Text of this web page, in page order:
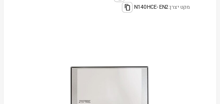
מקט יצרן:N140HCE-EN2